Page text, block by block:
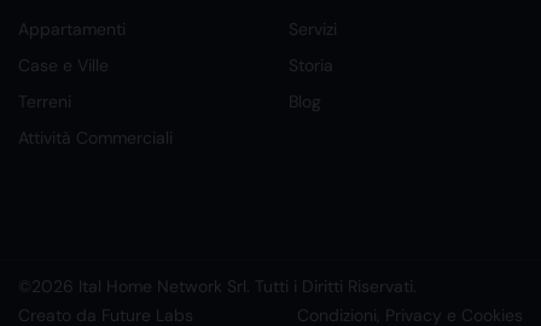
Appartamenti
Case e Ville
Terreni
Attività Commerciali
Servizi
Storia
Blog
©2026 Ital Home Network Srl. Tutti i Diritti Riservati.
Creato da Future Labs
Condizioni, Privacy e Cookies